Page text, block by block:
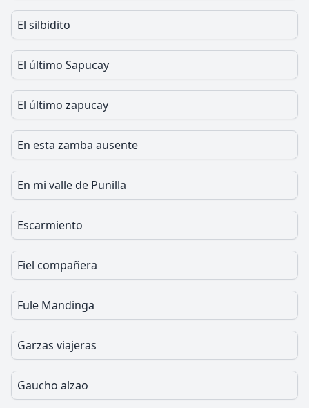
El silbidito
El último Sapucay
El último zapucay
En esta zamba ausente
En mi valle de Punilla
Escarmiento
Fiel compañera
Fule Mandinga
Garzas viajeras
Gaucho alzao